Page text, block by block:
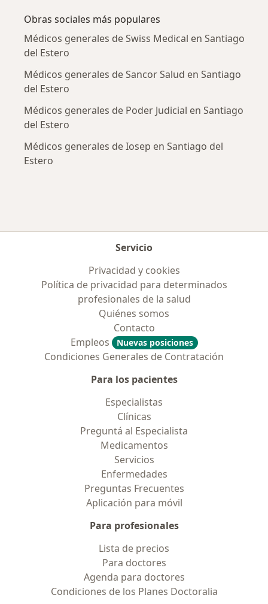
Obras sociales más populares
Médicos generales de Swiss Medical en Santiago
del Estero
Médicos generales de Sancor Salud en Santiago
del Estero
Médicos generales de Poder Judicial en Santiago
del Estero
Médicos generales de Iosep en Santiago del
Estero
Servicio
Privacidad y cookies
Política de privacidad para determinados
profesionales de la salud
Quiénes somos
Contacto
Empleos
Nuevas posiciones
Condiciones Generales de Contratación
Para los pacientes
Especialistas
Clínicas
Preguntá al Especialista
Medicamentos
Servicios
Enfermedades
Preguntas Frecuentes
Aplicación para móvil
Para profesionales
Lista de precios
Para doctores
Agenda para doctores
Condiciones de los Planes Doctoralia